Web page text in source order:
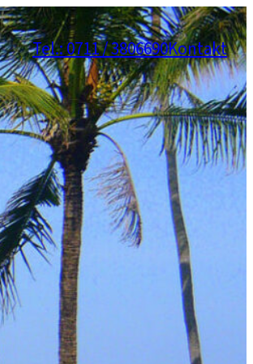
Tel.: 0711 / 3806690Kontakt